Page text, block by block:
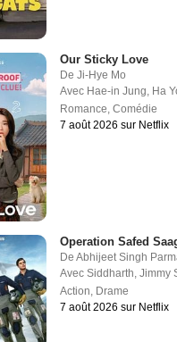
Our Sticky Love
DeJi-Hye Mo
Avec Hae-in Jung, Ha
Romance,Comédie
7 août 2026 sur Netflix
Operation Safed
DeAbhijeet Singh
AvecSiddharth ,Jimmy
Action Drame
7 août 2026 sur Netflix